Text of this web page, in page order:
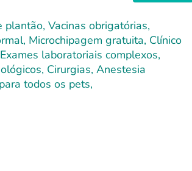
Vacinas obrigatórias,
Microchipagem gratuita, Clínico
laboratoriais complexos,
Cirurgias, Anestesia
todos os pets,